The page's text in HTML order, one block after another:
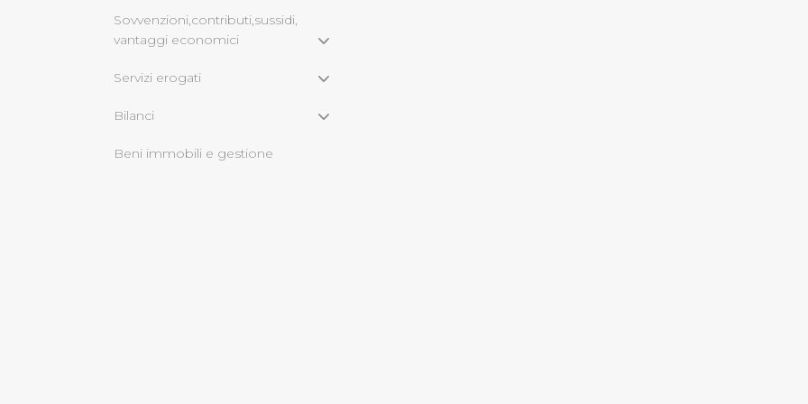
Cliccando su "Rifiuta" o sulla "X" posizionata in alto a destra in questo banner l’Utente
dunque la continuazione della navigazione in assenza di cookie o altri sistemi di
Sovvenzioni,contributi,sussidi,
vantaggi economici
Servizi erogati
Bilanci
Beni immobili e gestione